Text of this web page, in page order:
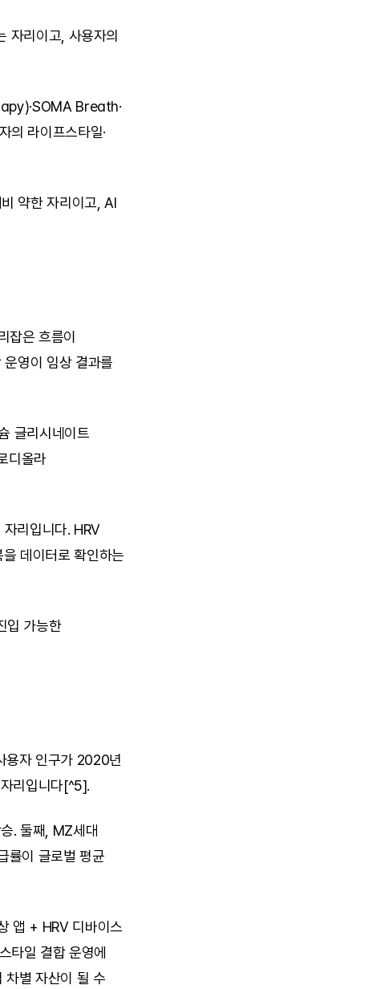
자리이고, 사용자의
Breath·
의 라이프스타일·
약한 자리이고, AI
은 흐름이
운영이 임상 결과를
글리시네이트
디올라
리입니다. HRV
데이터로 확인하는
입 가능한
용자 인구가 2020년
리입니다[^5].
. 둘째, MZ세대
률이 글로벌 평균
앱 + HRV 디바이스
타일 결합 운영에
차별 자산이 될 수